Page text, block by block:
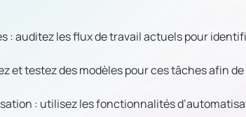
: auditez les flux de travail actuels pour
et testez des modèles pour ces tâches afin
: utilisez les fonctionnalités